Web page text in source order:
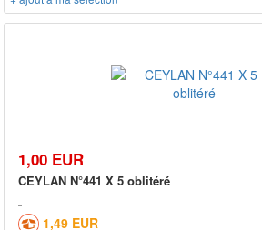
1,00 EUR
CEYLAN N°441 X 5 oblitéré
1,49 EUR